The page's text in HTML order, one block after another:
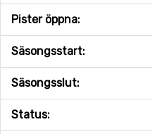
Pister öppna:
Säsongsstart:
Säsongsslut:
Status: